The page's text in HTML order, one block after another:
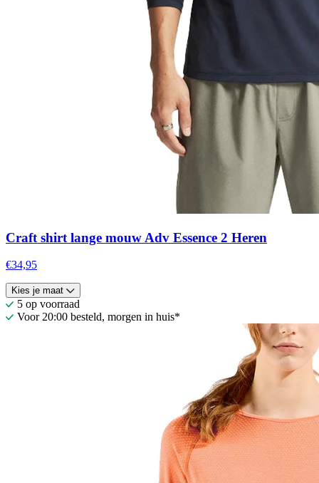
Craft shirt lange mouw Adv Essence 2 Heren
€34,95
Kies je maat
5 op voorraad
Voor 20:00 besteld, morgen in huis*